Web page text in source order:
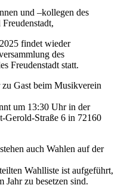
und –kollegen des
findet wieder
des
Freudenstadt statt.
Gast beim Musikverein
um 13:30 Uhr in der
Gerold-Straße 6 in 72160
auch Wahlen auf der
Wahlliste ist aufgeführt,
Jahr zu besetzen sind.